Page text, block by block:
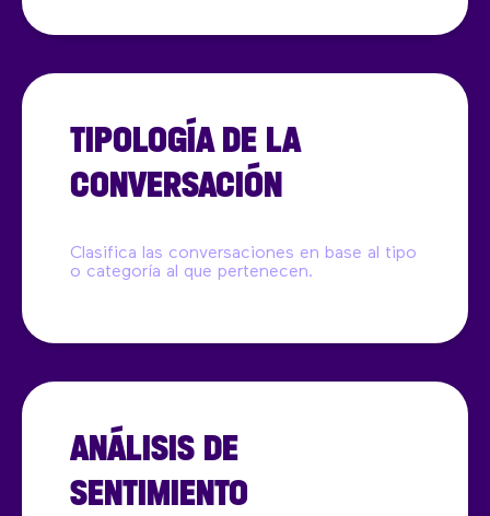
TIPOLOGÍA DE LA
CONVERSACIÓN
Clasifica las conversaciones en base al tipo
o categoría al que pertenecen.
ANÁLISIS DE
SENTIMIENTO